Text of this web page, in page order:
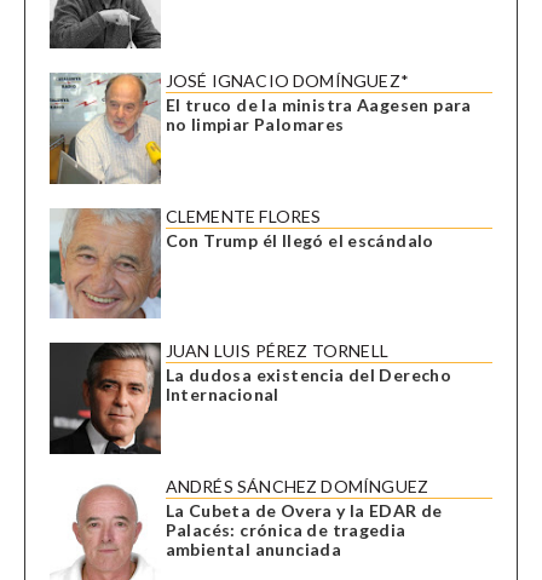
JOSÉ IGNACIO DOMÍNGUEZ*
El truco de la ministra Aagesen para
no limpiar Palomares
CLEMENTE FLORES
Con Trump él llegó el escándalo
JUAN LUIS PÉREZ TORNELL
La dudosa existencia del Derecho
Internacional
ANDRÉS SÁNCHEZ DOMÍNGUEZ
La Cubeta de Overa y la EDAR de
Palacés: crónica de tragedia
ambiental anunciada